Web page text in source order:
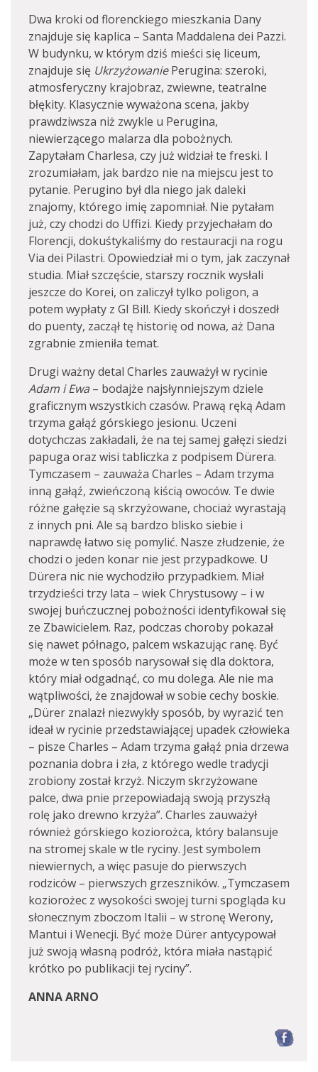
Dwa kroki od florenckiego mieszkania Dany
znajduje się kaplica – Santa Maddalena dei Pazzi.
W budynku, w którym dziś mieści się liceum,
znajduje się UkrzyżowaniePerugina: szeroki,
atmosferyczny krajobraz, zwiewne, teatralne
błękity. Klasycznie wyważona scena, jakby
prawdziwsza niż zwykle u Perugina,
niewierzącego malarza dla pobożnych.
Zapytałam Charlesa, czy już widział te freski. I
zrozumiałam, jak bardzo nie na miejscu jest to
pytanie. Perugino był dla niego jak daleki
znajomy, którego imię zapomniał. Nie pytałam
już, czy chodzi do Uffizi. Kiedy przyjechałam do
Florencji, dokuśtykaliśmy do restauracji na rogu
Via dei Pilastri. Opowiedział mi o tym, jak zaczynał
studia. Miał szczęście, starszy rocznik wysłali
jeszcze do Korei, on zaliczył tylko poligon, a
potem wypłaty z GI Bill. Kiedy skończył i doszedł
do puenty, zaczął tę historię od nowa, aż Dana
zgrabnie zmieniła temat.
Drugi ważny detal Charles zauważył w rycinie
Adam i Ewa – bodajże najsłynniejszym dziele
graficznym wszystkich czasów. Prawą ręką Adam
trzyma gałąź górskiego jesionu. Uczeni
dotychczas zakładali, że na tej samej gałęzi siedzi
papuga oraz wisi tabliczka z podpisem Dürera.
Tymczasem – zauważa Charles – Adam trzyma
inną gałąź, zwieńczoną kiścią owoców. Te dwie
różne gałęzie są skrzyżowane, chociaż wyrastają
z innych pni. Ale są bardzo blisko siebie i
naprawdę łatwo się pomylić. Nasze złudzenie, że
chodzi o jeden konar nie jest przypadkowe. U
Dürera nic nie wychodziło przypadkiem. Miał
trzydzieści trzy lata – wiek Chrystusowy – i w
swojej buńczucznej pobożności identyfikował się
ze Zbawicielem. Raz, podczas choroby pokazał
się nawet półnago, palcem wskazując ranę. Być
może w ten sposób narysował się dla doktora,
który miał odgadnąć, co mu dolega. Ale nie ma
wątpliwości, że znajdował w sobie cechy boskie.
„Dürer znalazł niezwykły sposób, by wyrazić ten
ideał w rycinie przedstawiającej upadek człowieka
– pisze Charles – Adam trzyma gałąź pnia drzewa
poznania dobra i zła, z którego wedle tradycji
zrobiony został krzyż. Niczym skrzyżowane
palce, dwa pnie przepowiadają swoją przyszłą
rolę jako drewno krzyża”. Charles zauważył
również górskiego koziorożca, który balansuje
na stromej skale w tle ryciny. Jest symbolem
niewiernych, a więc pasuje do pierwszych
rodziców – pierwszych grzeszników. „Tymczasem
koziorożec z wysokości swojej turni spogląda ku
słonecznym zboczom Italii – w stronę Werony,
Mantui i Wenecji. Być może Dürer antycypował
już swoją własną podróż, która miała nastąpić
krótko po publikacji tej ryciny”.
ANNA ARNO